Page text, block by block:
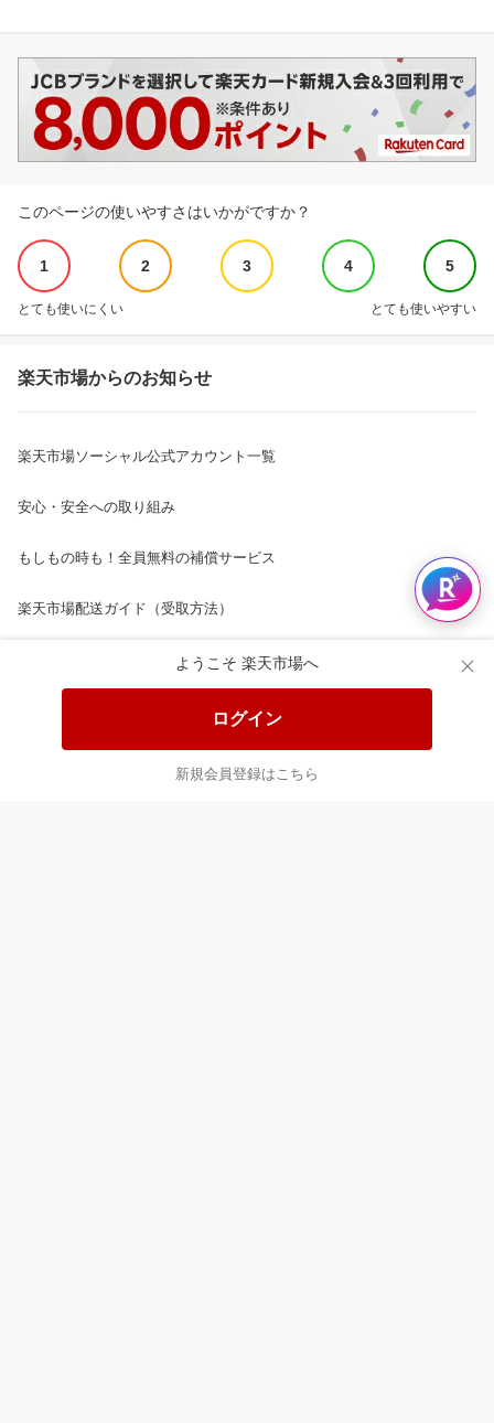
ようこそ 楽天市場へ
ログイン
新規会員登録はこちら
このページの使いやすさはいかがですか？
1 2 3 4 5
とても使いにくい とても使いやすい
楽天市場からのお知らせ
楽天市場ソーシャル公式アカウント一覧
安心・安全への取り組み
もしもの時も！全員無料の補償サービス
楽天市場配送ガイド（受取方法）
楽天にお店を開きませんか？
楽天ショッピングサービスご利用規約